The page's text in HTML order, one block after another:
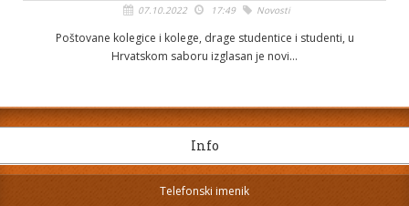
07.10.2022 17:49 Novosti
Poštovane kolegice i kolege, drage studentice i studenti, u
Hrvatskom saboru izglasan je novi...
Info
Telefonski imenik